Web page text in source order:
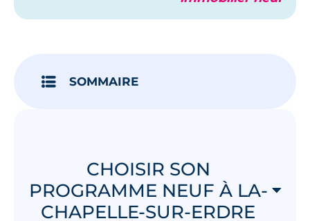
SOMMAIRE
CHOISIR SON
PROGRAMME NEUF À LA-
CHAPELLE-SUR-ERDRE